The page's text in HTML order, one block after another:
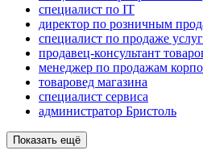
специалист по IT
директор по розничным
специалист по продаже услуг
продавец-консультант
менеджер по продажам
товаровед магазина
специалист сервиса
администратор Бристоль
Показать ещё